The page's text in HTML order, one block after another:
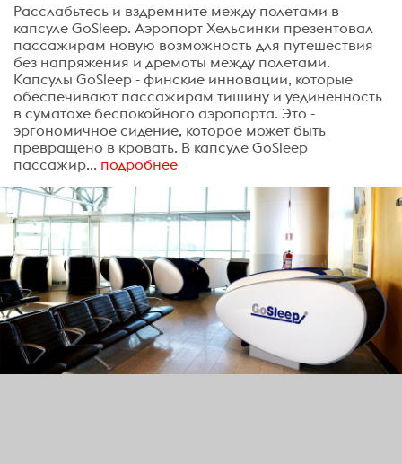
Расслабьтесь и вздремните между полетами в
капсуле GoSleep. Аэропорт Хельсинки презентовал
пассажирам новую возможность для путешествия
без напряжения и дремоты между полетами.
Капсулы GoSleep - финские инновации, которые
обеспечивают пассажирам тишину и уединенность
в суматохе беспокойного аэропорта. Это -
эргономичное сидение, которое может быть
превращено в кровать. В капсуле GoSleep
пассажир... подробнее